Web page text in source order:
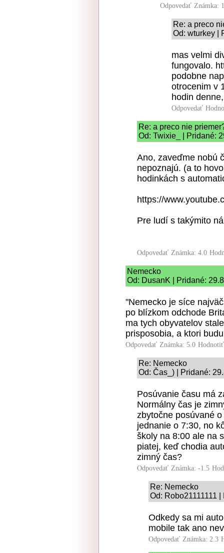
Odpovedať Známka:
Re: a preco
Od: wturkey |
mas velmi
fungovalo.
podobne
otrocenim v
hodin
Odpovedať
Re: a preco nie
Od: Twixie_ | Pridané:
Ano, zaveďme nobú
nepoznajú. (a to
hodinkách s
https://
Pre ludí s takýmito
Odpovedať Známka: 4.0
Nemecko
Od: DusanK | Pridané:
"Nemecko je síce
po blízkom odchode
ma tych obyvatelov
prisposobia, a ktori
Odpovedať Známka: 5.0
Re: Nemecko
Od: Čas_) | Pridané:
Posúvanie času má
Normálny čas je
zbytočne posúvané
jednanie o 7:30, no
školy na 8:00 ale na
piatej, keď chodia
zimný čas?
Odpovedať Známka: -1.5
Re: Nemecko
Od: Robo21111111
Odkedy sa mi
mobile tak ano
Odpovedať Známka: 2.3